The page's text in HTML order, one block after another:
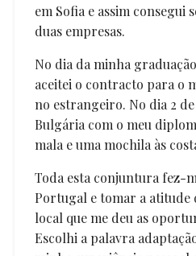
em Sofia e assim
duas empresas.
No dia da minha
aceitei o contracto para o
no estrangeiro. No dia 2
Bulgária com o meu
mala e uma mochila às
Toda esta conjuntura fez-
Portugal e tomar a atitude
local que me deu as
Escolhi a palavra